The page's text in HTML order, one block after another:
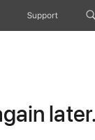
Support
later.